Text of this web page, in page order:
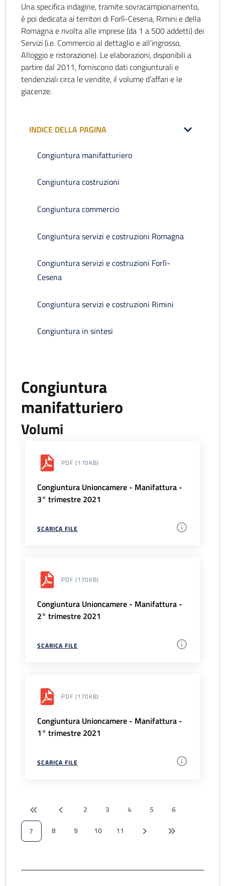
Una specifica indagine, tramite sovracampionamento,
è poi dedicata ai territori di Forlì-Cesena, Rimini e della
Romagna e rivolta alle imprese (da 1 a 500 addetti) dei
Servizi (i.e. Commercio al dettaglio e all’ingrosso,
Alloggio e ristorazione). Le elaborazioni, disponibili a
partire dal 2011, forniscono dati congiunturali e
tendenziali circa le vendite, il volume d’affari e le
giacenze.
INDICE DELLA PAGINA
Congiuntura manifatturiero
Congiuntura costruzioni
Congiuntura commercio
Congiuntura servizi e costruzioni Romagna
Congiuntura servizi e costruzioni Forlì-
Cesena
Congiuntura servizi e costruzioni Rimini
Congiuntura in sintesi
Congiuntura
manifatturiero
Volumi
PDF (170KB)
Congiuntura Unioncamere - Manifattura -
3° trimestre 2021
SCARICA FILE
PDF (170KB)
Congiuntura Unioncamere - Manifattura -
2° trimestre 2021
SCARICA FILE
PDF (170KB)
Congiuntura Unioncamere - Manifattura -
1° trimestre 2021
SCARICA FILE
2 3 4 5
6
7
8 9 10 11